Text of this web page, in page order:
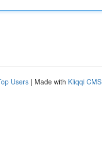
Users | Made with Kliqqi CMS